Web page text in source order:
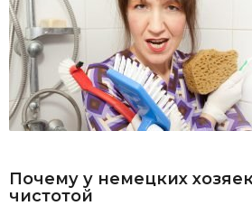
Почему у немецких
чистотой